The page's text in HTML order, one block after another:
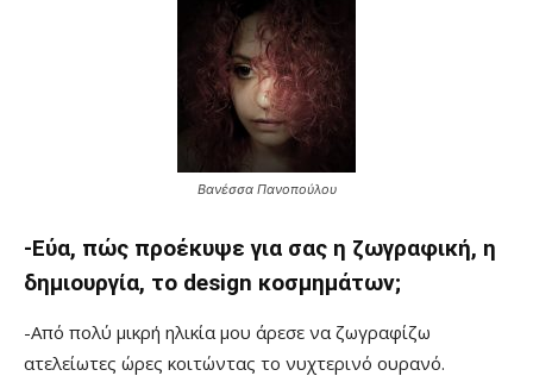
Βανέσσα Πανοπούλου
-Εύα, πώς προέκυψε για σας η ζωγραφική, η
δημιουργία, το design κοσμημάτων;
-Από πολύ μικρή ηλικία μου άρεσε να ζωγραφίζω
ατελείωτες ώρες κοιτώντας το νυχτερινό ουρανό.